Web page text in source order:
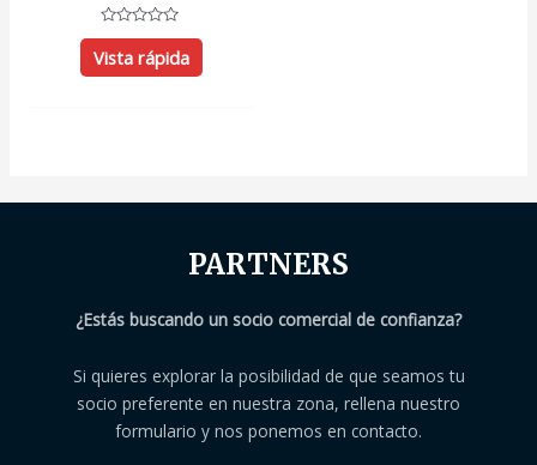
Valorado
con
0
de
Vista rápida
PARTNERS
¿Estás buscando un socio comercial de confianza?
Si quieres explorar la posibilidad de que seamos tu
socio preferente en nuestra zona, rellena nuestro
formulario y nos ponemos en contacto.